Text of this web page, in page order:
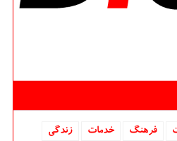
فرهنگ خدمات
زندگی